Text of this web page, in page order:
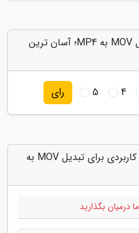
به "12 روش کاربردی برای تبدیل MOV به MP4؛ آسان ترین
4
5 رای
دیدگاه های مرتبط با "12 روش کاربردی برای تبدیل MOV به
درمیان بگذارید